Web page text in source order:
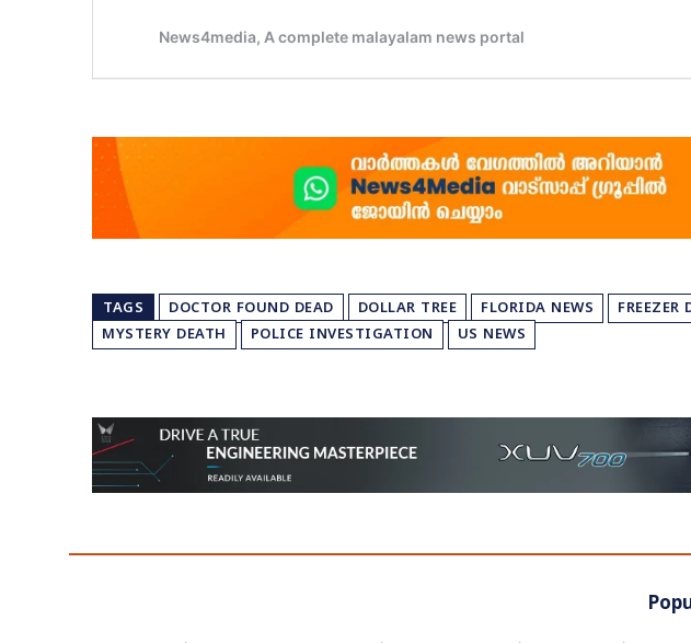
TAGS DOCTOR FOUND DEAD DOLLAR TREE FLORIDA NEWS FREEZER
MYSTERY DEATH
POLICE INVESTIGATION US NEWS